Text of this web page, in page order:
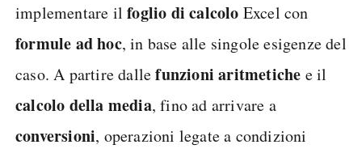
implementare ilfoglio di calcolo Excel con
formule ad hoc, in base alle singole esigenze del
caso. A partire dallefunzioni aritmetiche e il
calcolo della media, fino ad arrivare a
conversioni, operazioni legate a condizioni